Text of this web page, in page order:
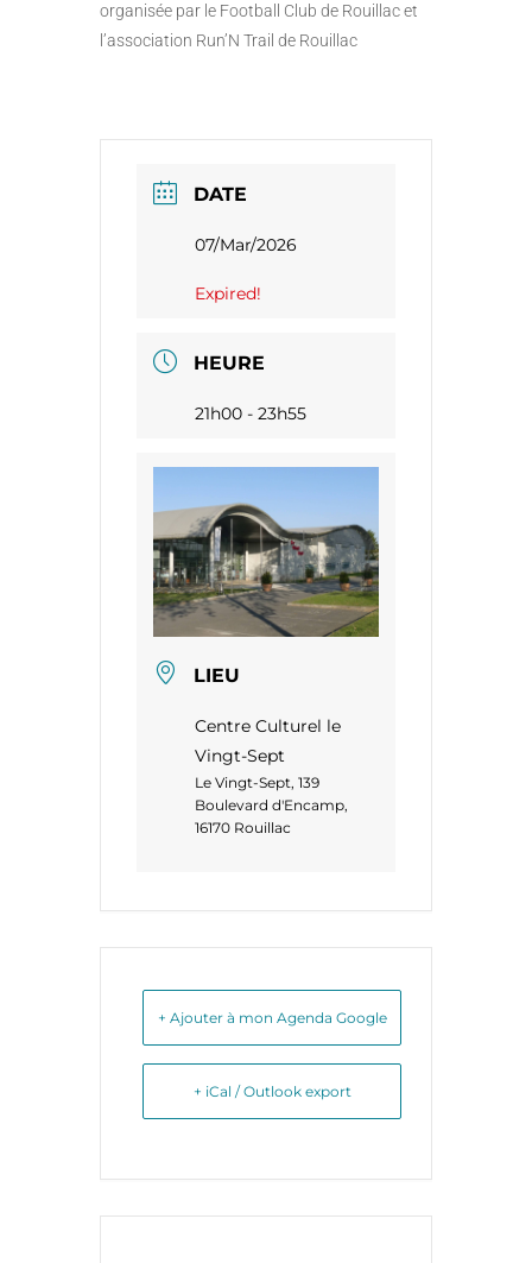
organisée par le Football Club de Rouillac et
l’association Run’N Trail de Rouillac
DATE
07/Mar/2026
Expired!
HEURE
21h00 - 23h55
LIEU
Centre Culturel le
Vingt-Sept
Le Vingt-Sept, 139
Boulevard d'Encamp,
16170 Rouillac
+ Ajouter à mon Agenda Google
+ iCal / Outlook export